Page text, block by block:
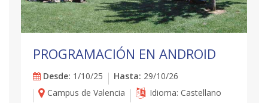
PROGRAMACIÓN EN ANDROID
Desde: 1/10/25 Hasta: 29/10/26
Campus de Valencia
Idioma: Castellano